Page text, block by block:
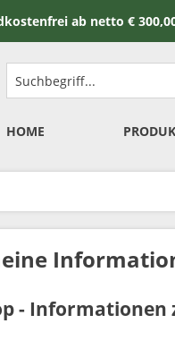
ab netto € 300,00 -
HOME
-